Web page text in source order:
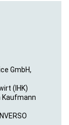
GmbH,
(IHK)
Kaufmann